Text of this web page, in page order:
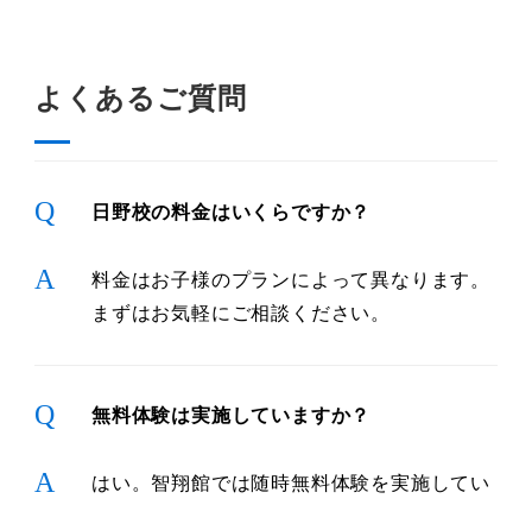
よくあるご質問
Q 日野校の料金はいくらですか？
A
料金はお子様のプランによって異なります。
まずはお気軽にご相談ください。
Q 無料体験は実施していますか？
A
はい。智翔館では随時無料体験を実施してい